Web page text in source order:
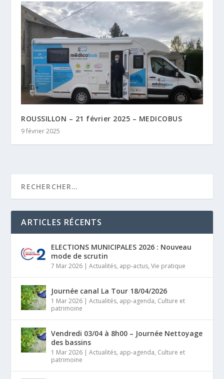
ROUSSILLON – 21 février 2025 – MEDICOBUS
9 février 2025
ARTICLES RÉCENTS
ELECTIONS MUNICIPALES 2026 : Nouveau
mode de scrutin
7 Mar 2026 |Actualités, app-actus,Vie pratique
Journée canal La Tour 18/04/2026
1 Mar 2026 |Actualités, app-agenda, Culture et
patrimoine
Vendredi 03/04 à 8h00 – Journée Nettoyage
des bassins
1 Mar 2026 |Actualités, app-agenda, Culture et
patrimoine